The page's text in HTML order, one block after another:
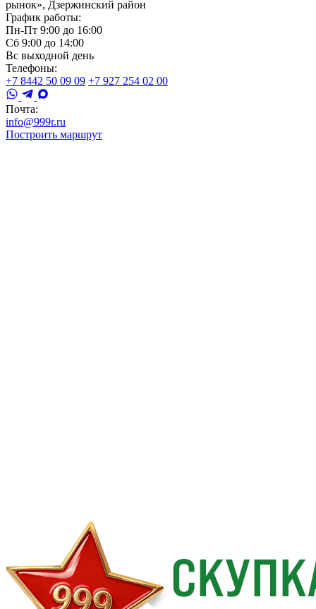
рынок», Дзержинский район
График работы:
Пн-Пт 9:00 до 16:00
Сб 9:00 до 14:00
Вс выходной день
Телефоны:
+7 8442 50 09 09 +7 927 254 02 00
Почта:
info@999r.ru
Построить маршрут